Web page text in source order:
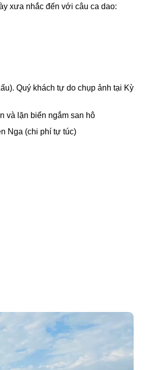
xưa nhắc đến với câu ca dao:
Quý khách tự do chụp ảnh tại Kỳ
và lặn biển ngắm san hô
Nga (chi phí tự túc)